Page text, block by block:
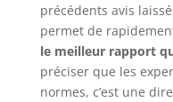
précédents avis
permet de
le meilleur rapport
préciser que les
normes, c’est une